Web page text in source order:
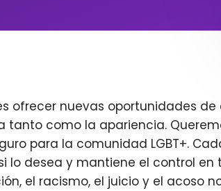
ofrecer nuevas oportunidades
tanto como la apariencia.
para la comunidad LGBT+.
lo desea y mantiene el control en
el racismo, el juicio y el acoso